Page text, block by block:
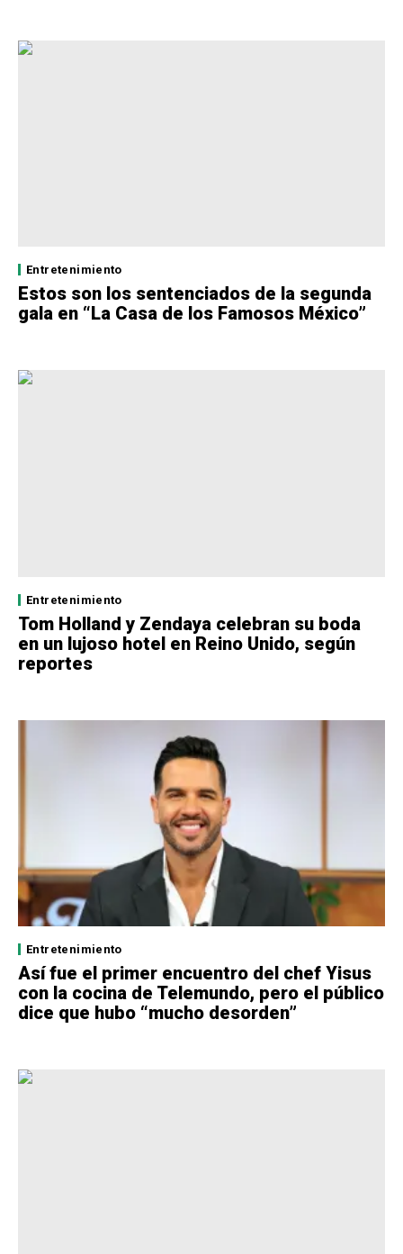
Entretenimiento
Estos son los sentenciados de la segunda
gala en “La Casa de los Famosos México”
Entretenimiento
Tom Holland y Zendaya celebran su boda
en un lujoso hotel en Reino Unido, según
reportes
Entretenimiento
Así fue el primer encuentro del chef Yisus
con la cocina de Telemundo, pero el público
dice que hubo “mucho desorden”